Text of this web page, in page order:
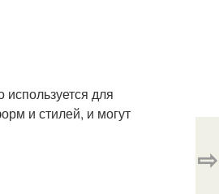
для
и стилей, и могут
⇨